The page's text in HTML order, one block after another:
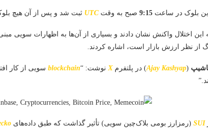
بلوک در ساعت9:15 صبح به وقتUTC ثبت شد و پس از آن هیچ
اختلال واکنش نشان دادند و بسیاری از آن‌ها به اظهارات سویی
از نظر ارزش بازار است، اشاره کردند.
(
Ajay Kashyap) در پلتفرمXنوشت: “blockchain سویی از کار
SUI (رمزارز بومی بلاک‌چین سویی) تأثیر گذاشت که طبق داده‌های